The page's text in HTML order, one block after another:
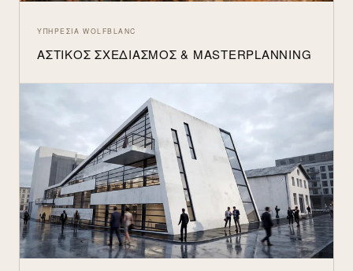
ΥΠΗΡΕΣΊΑ WOLFBLANC
ΑΣΤΙΚΌΣ ΣΧΕΔΙΑΣΜΌΣ & MASTERPLANNING